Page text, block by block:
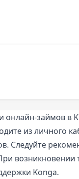
онлайн-займов в
из личного
Следуйте
возникновении
Konga.